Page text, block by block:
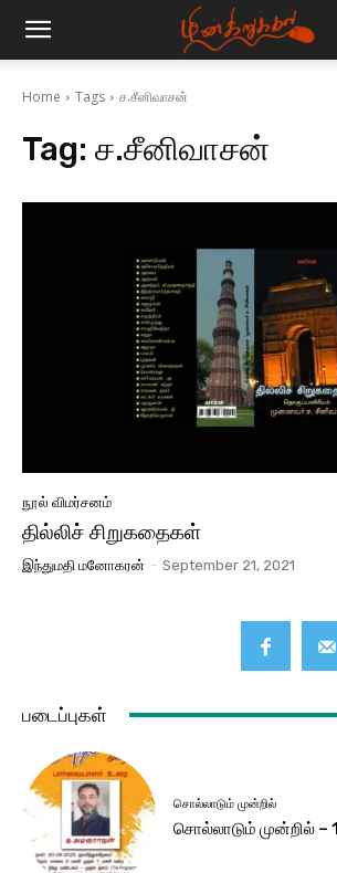
Home Tags ச.சீனிவாசன்
Tag: ச.சீனிவாசன்
நூல் விமர்சனம்
தில்லிச் சிறுகதைகள்
இந்துமதி மனோகரன் - September 21, 2021
படைப்புகள்
சொல்லாடும் முன்றில்
சொல்லாடும் முன்றில் – 1